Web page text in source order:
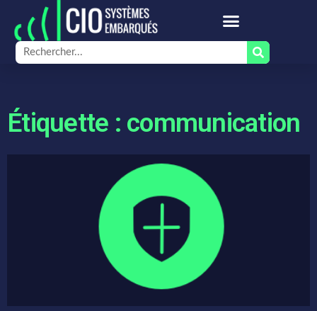
Étiquette : communication